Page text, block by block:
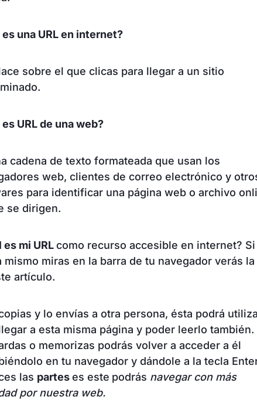
es una URL en internet?
sobre el que clicas para llegar a un sitio
es URL de una web?
cadena de texto formateada que usan los
web, clientes de correo electrónico y
para identificar una página web o archivo
se dirigen.
es mi URLcomo recurso accesible en internet? Si
mismo miras en la barra de tu navegador verás la
artículo.
y lo envías a otra persona, ésta podrá
a esta misma página y poder leerlo también.
o memorizas podrás volver a acceder a él
en tu navegador y dándole a la tecla
las parteses este podrás navegar con más
por nuestra web.